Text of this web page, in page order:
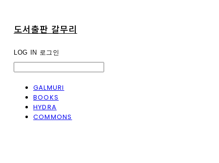
도서출판 갈무리
LOG IN 로그인
GALMURI
BOOKS
HYDRA
COMMONS